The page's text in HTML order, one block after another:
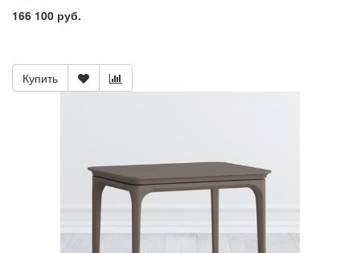
166 100 руб.
Купить